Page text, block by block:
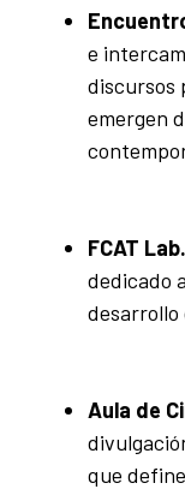
e
discursos
emergen
FCAT Lab.
dedicado
Aula de
que